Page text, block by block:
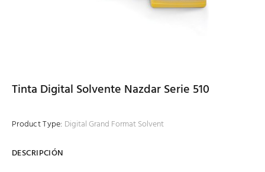
Tinta Digital Solvente Nazdar Serie 510
Product Type: Digital Grand Format Solvent
DESCRIPCIÓN